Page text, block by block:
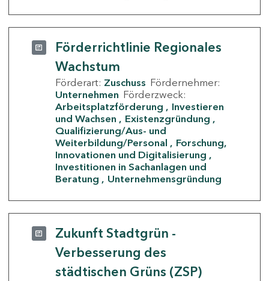
Förderrichtlinie Regionales
Wachstum
Förderart: Zuschuss Fördernehmer:
Unternehmen Förderzweck:
Arbeitsplatzförderung
Investieren
und Wachsen
Existenzgründung
Qualifizierung/Aus- und
Weiterbildung/Personal
Forschung,
Innovationen und Digitalisierung
Investitionen in Sachanlagen und
Beratung
Unternehmensgründung
Zukunft Stadtgrün -
Verbesserung des
städtischen Grüns (ZSP)